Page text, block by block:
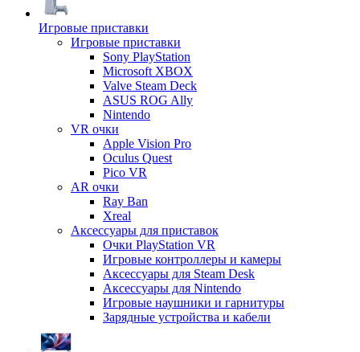
Игровые приставки
Игровые приставки
Sony PlayStation
Microsoft XBOX
Valve Steam Deck
ASUS ROG Ally
Nintendo
VR очки
Apple Vision Pro
Oculus Quest
Pico VR
AR очки
Ray Ban
Xreal
Аксессуары для приставок
Очки PlayStation VR
Игровые контроллеры и камеры
Аксессуары для Steam Desk
Аксессуары для Nintendo
Игровые наушники и гарнитуры
Зарядные устройства и кабели